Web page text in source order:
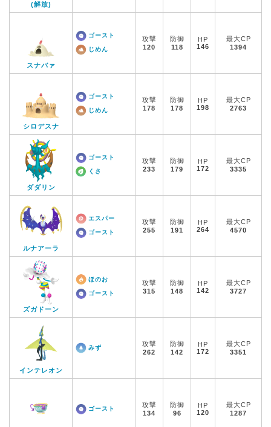
(解放)
スナバァ
ゴースト
じめん
攻撃
120
防御
118
HP
146
最大CP
1394
シロデスナ
ゴースト
じめん
攻撃
178
防御
178
HP
198
最大CP
2763
ダダリン
ゴースト
くさ
攻撃
233
防御
179
HP
172
最大CP
3335
ルナアーラ
エスパー
ゴースト
攻撃
255
防御
191
HP
264
最大CP
4570
ズガドーン
ほのお
ゴースト
攻撃
315
防御
148
HP
142
最大CP
3727
インテレオン
みず
攻撃
262
防御
142
HP
172
最大CP
3351
ゴースト
攻撃
134
防御
96
HP
120
最大CP
1287